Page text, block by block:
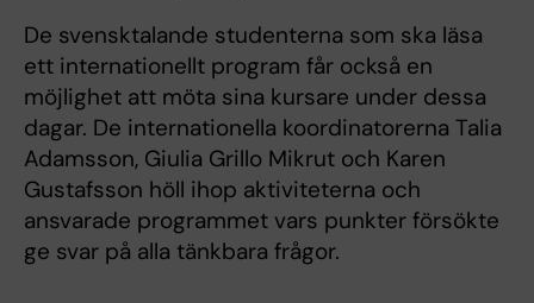
De svensktalande studenterna som ska läsa
ett internationellt program får också en
möjlighet att möta sina kursare under dessa
dagar. De internationella koordinatorerna Talia
Adamsson, Giulia Grillo Mikrut och Karen
Gustafsson höll ihop aktiviteterna och
ansvarade programmet vars punkter försökte
ge svar på alla tänkbara frågor.